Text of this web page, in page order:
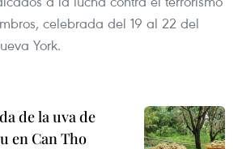
celebrada del 19 al 22 del
York.
de la uva de
en Can Tho